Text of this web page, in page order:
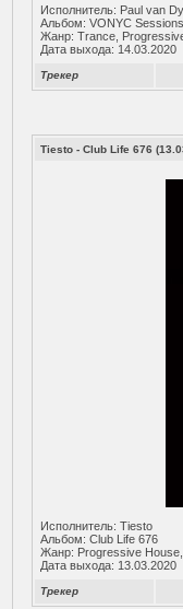
Исполнитель: Paul van
Альбом: VONYC
Жанр: Trance,
Дата выхода: 14.03.2020
Трекер
Tiesto - Club Life 676
Исполнитель: Tiesto
Альбом: Club Life 676
Жанр: Progressive
Дата выхода: 13.03.2020
Трекер